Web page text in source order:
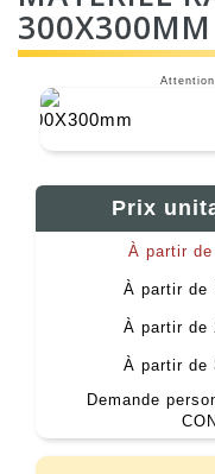
300X300MM
Prix
À partir
À partir de
À partir de
À partir de
Demande